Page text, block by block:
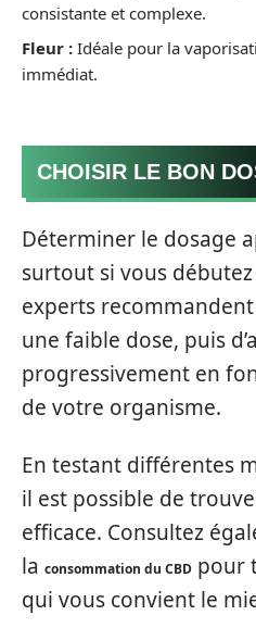
consistante et complexe.
Fleur : Idéale pour la
immédiat.
CHOISIR LE BON
Déterminer le dosage
surtout si vous débutez
experts
une faible dose, puis
progressivement en
de votre organisme.
En testant différentes
il est possible de
efficace. Consultez
la consommation du CBD pour
qui vous convient le